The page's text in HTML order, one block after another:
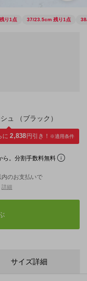
残り1点 37/23.5cm 残り1点
ュ （ブラック）
に2,838円引き！ ※適用条件
ら。分割手数料無料
内のお支払いで
詳細
サイズ詳細